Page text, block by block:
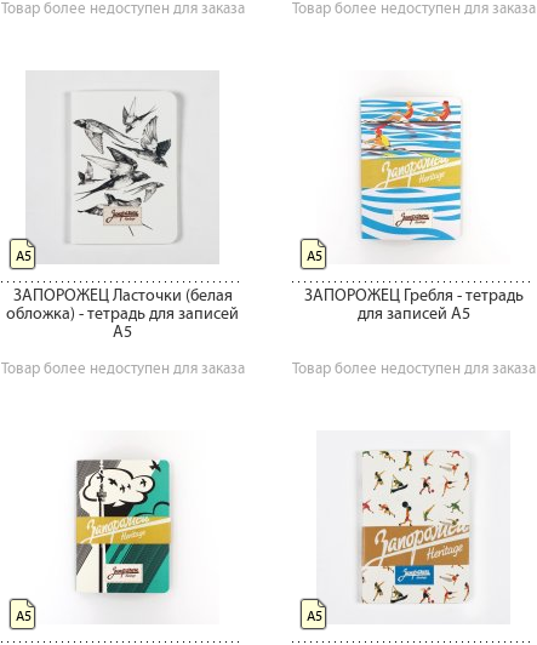
Товар более недоступен для заказа Товар более недоступен для заказа
ЗАПОРОЖЕЦ Ласточки (белая
обложка) - тетрадь для записей
А5
Товар более недоступен для заказа
А5
ЗАПОРОЖЕЦ Гребля - тетрадь
для записей А5
Товар более недоступен для заказа
А5
А5 А5